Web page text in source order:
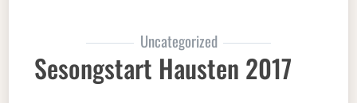
Uncategorized
Sesongstart Hausten 2017